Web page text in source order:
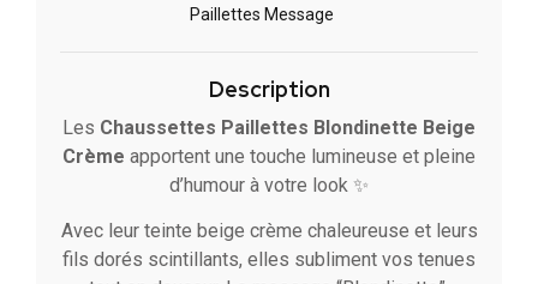
Paillettes Message​
Description
Les Chaussettes Paillettes Blondinette Beige
Crème apportent une touche lumineuse et pleine
d’humour à votre look ✨
Avec leur teinte beige crème chaleureuse et leurs
fils dorés scintillants, elles subliment vos tenues